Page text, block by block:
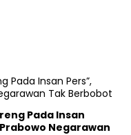
Pada Insan
Negarawan